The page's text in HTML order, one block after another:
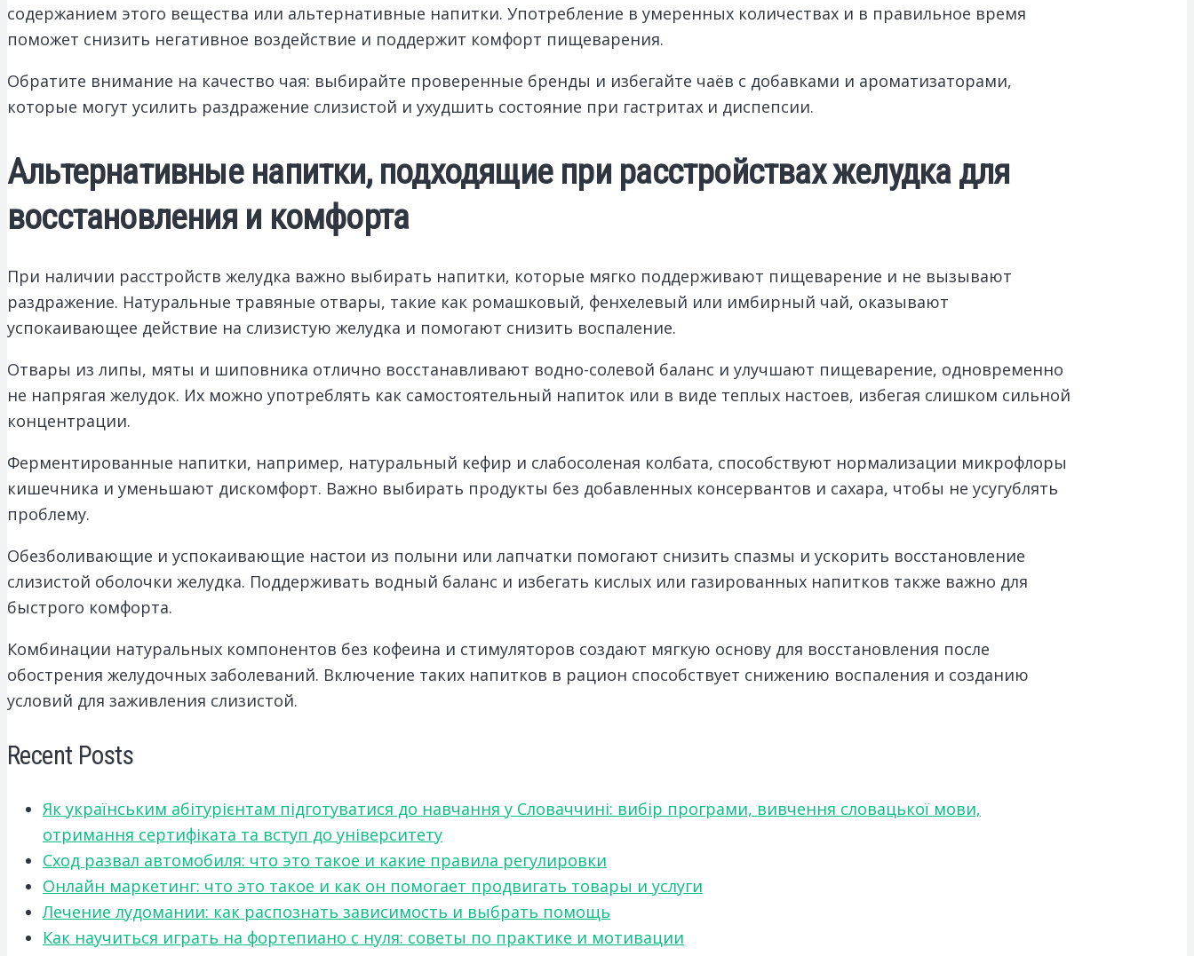
содержанием этого вещества или альтернативные напитки. Употребление в умеренных количествах и в правильное время
поможет снизить негативное воздействие и поддержит комфорт пищеварения.
Обратите внимание на качество чая: выбирайте проверенные бренды и избегайте чаёв с добавками и ароматизаторами,
которые могут усилить раздражение слизистой и ухудшить состояние при гастритах и диспепсии.
Альтернативные напитки, подходящие при расстройствах желудка для
восстановления и комфорта
При наличии расстройств желудка важно выбирать напитки, которые мягко поддерживают пищеварение и не вызывают
раздражение. Натуральные травяные отвары, такие как ромашковый, фенхелевый или имбирный чай, оказывают
успокаивающее действие на слизистую желудка и помогают снизить воспаление.
Отвары из липы, мяты и шиповника отлично восстанавливают водно-солевой баланс и улучшают пищеварение, одновременно
не напрягая желудок. Их можно употреблять как самостоятельный напиток или в виде теплых настоев, избегая слишком сильной
концентрации.
Ферментированные напитки, например, натуральный кефир и слабосоленая колбата, способствуют нормализации микрофлоры
кишечника и уменьшают дискомфорт. Важно выбирать продукты без добавленных консервантов и сахара, чтобы не усугублять
проблему.
Обезболивающие и успокаивающие настои из полыни или лапчатки помогают снизить спазмы и ускорить восстановление
слизистой оболочки желудка. Поддерживать водный баланс и избегать кислых или газированных напитков также важно для
быстрого комфорта.
Комбинации натуральных компонентов без кофеина и стимуляторов создают мягкую основу для восстановления после
обострения желудочных заболеваний. Включение таких напитков в рацион способствует снижению воспаления и созданию
условий для заживления слизистой.
Recent Posts
Як українським абітурієнтам підготуватися до навчання у Словаччині: вибір програми, вивчення словацької мови,
отримання сертифіката та вступ до університету
Сход развал автомобиля: что это такое и какие правила регулировки
Онлайн маркетинг: что это такое и как он помогает продвигать товары и услуги
Лечение лудомании: как распознать зависимость и выбрать помощь
Как научиться играть на фортепиано с нуля: советы по практике и мотивации